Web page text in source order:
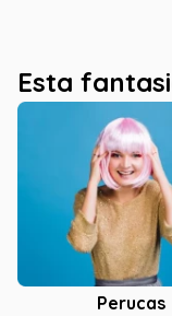
Esta
Perucas